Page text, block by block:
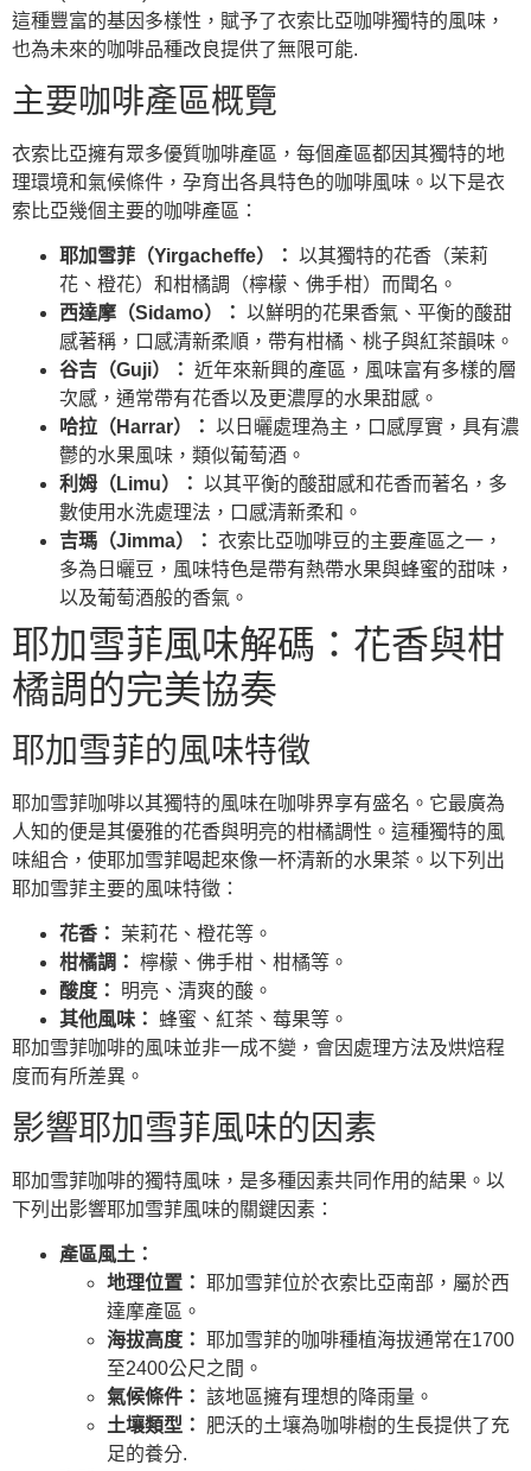
這種豐富的基因多樣性，賦予了衣索比亞咖啡獨特的風味，
也為未來的咖啡品種改良提供了無限可能.
主要咖啡產區概覽
衣索比亞擁有眾多優質咖啡產區，每個產區都因其獨特的地
理環境和氣候條件，孕育出各具特色的咖啡風味。以下是衣
索比亞幾個主要的咖啡產區：
耶加雪菲（Yirgacheffe）： 以其獨特的花香（茉莉
花、橙花）和柑橘調（檸檬、佛手柑）而聞名。
西達摩（Sidamo）： 以鮮明的花果香氣、平衡的酸甜
感著稱，口感清新柔順，帶有柑橘、桃子與紅茶韻味。
谷吉（Guji）： 近年來新興的產區，風味富有多樣的層
次感，通常帶有花香以及更濃厚的水果甜感。
哈拉（Harrar）： 以日曬處理為主，口感厚實，具有濃
鬱的水果風味，類似葡萄酒。
利姆（Limu）： 以其平衡的酸甜感和花香而著名，多
數使用水洗處理法，口感清新柔和。
吉瑪（Jimma）： 衣索比亞咖啡豆的主要產區之一，
多為日曬豆，風味特色是帶有熱帶水果與蜂蜜的甜味，
以及葡萄酒般的香氣。
耶加雪菲風味解碼：花香與柑
橘調的完美協奏
耶加雪菲的風味特徵
耶加雪菲咖啡以其獨特的風味在咖啡界享有盛名。它最廣為
人知的便是其優雅的花香與明亮的柑橘調性。這種獨特的風
味組合，使耶加雪菲喝起來像一杯清新的水果茶。以下列出
耶加雪菲主要的風味特徵：
花香：
茉莉花、橙花等。
柑橘調： 檸檬、佛手柑、柑橘等。
酸度：
明亮、清爽的酸。
其他風味：
蜂蜜、紅茶、莓果等。
耶加雪菲咖啡的風味並非一成不變，會因處理方法及烘焙程
度而有所差異。
影響耶加雪菲風味的因素
耶加雪菲咖啡的獨特風味，是多種因素共同作用的結果。以
下列出影響耶加雪菲風味的關鍵因素：
產區風土：
地理位置： 耶加雪菲位於衣索比亞南部，屬於西
達摩產區。
海拔高度： 耶加雪菲的咖啡種植海拔通常在1700
至2400公尺之間。
氣候條件： 該地區擁有理想的降雨量。
土壤類型：
肥沃的土壤為咖啡樹的生長提供了充
足的養分.